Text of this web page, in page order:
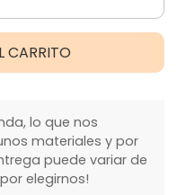
CARRITO
lo que nos
materiales y por
puede variar de
elegirnos!